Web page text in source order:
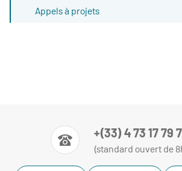
Appels à projets
+(33) 4 73 17 79
(standard ouvert de